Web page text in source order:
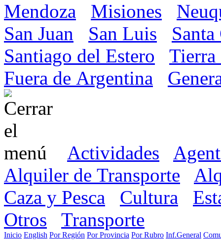
Mendoza
Misiones
San Juan
San Luis
Santiago del Estero
Tierra
Fuera de Argentina
Actividades
Alquiler de Transporte
Caza y Pesca
Cultura
Otros
Transporte
Inicio English Por Región Por Provincia Por Rubro Inf.General